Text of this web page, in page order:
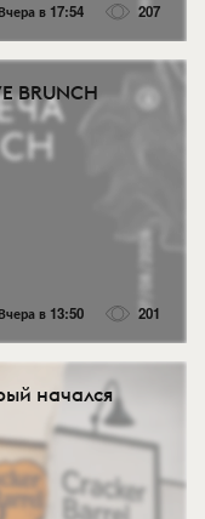
в 17:54 207
BRUNCH
в 13:50 201
начался